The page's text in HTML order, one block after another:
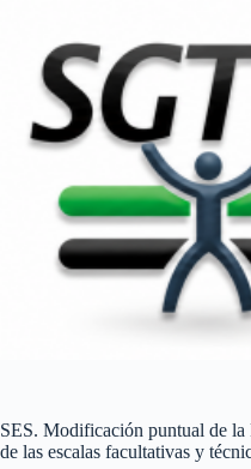
contenido
SES. Modificación puntual de
de las escalas facultativas y